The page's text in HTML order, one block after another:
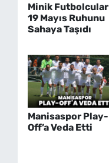
Minik Futbolcular
19 Mayıs Ruhunu
Sahaya Taşıdı
Manisaspor Play-
Off’a Veda Etti